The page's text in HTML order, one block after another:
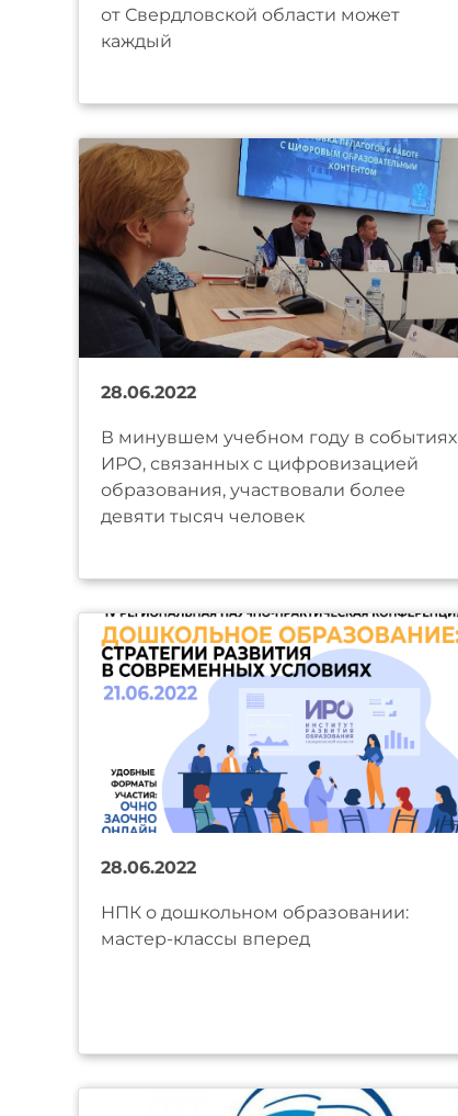
от Свердловской области может
каждый
28.06.2022
В минувшем учебном году в событиях
ИРО, связанных с цифровизацией
образования, участвовали более
девяти тысяч человек
28.06.2022
НПК о дошкольном образовании:
мастер-классы вперед